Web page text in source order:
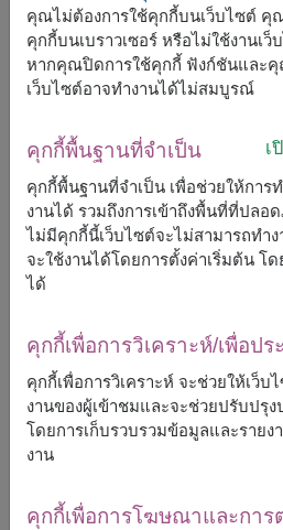
ควรทำอย่างไรหากการชำระเงินล้มเห
หากการชำระเงินไม่สำเร็จ กรุณาลอง
ขอความช่วยเหลือ
การยืนยันการชำระเงิน
จะทราบได้อย่างไรว่าชำระเงินสำเร็จ?
หลังจากชำระเงินสำเร็จ คุณจะได้รับ
หรือหน้าสรุปรายการสั่งซื้อ
เราพร้อมช่วยคุณ
แนะนำ เพื่อให้คุณสามารถสั่งดอกไม้ได้
คุณไม่ต้องการใช้คุกกี้บนเว็บไซต์ คุ
คุกกี้บนเบราวเซอร์ หรือไม่ใช้งานเ
หากคุณปิดการใช้คุกกี้ ฟังก์ชันและคุ
เว็บไซต์อาจทำงานได้ไม่สมบูรณ์
คุกกี้พื้นฐานที่จำเป็น เ
คุกกี้พื้นฐานที่จำเป็น เพื่อช่วยให้การ
งานได้ รวมถึงการเข้าถึงพื้นที่ที่ปลอ
ไม่มีคุกกี้นี้เว็บไซต์จะไม่สามารถทำง
จะใช้งานได้โดยการตั้งค่าเริ่มต้น โ
ได้
คุกกี้เพื่อการวิเคราะห์/เพื่อป
คุกกี้เพื่อการวิเคราะห์ จะช่วยให้เว็บ
งานของผู้เข้าชมและจะช่วยปรับปรุ
โดยการเก็บรวบรวมข้อมูลและรายง
งาน
คุกกี้เพื่อการโฆษณาและการ